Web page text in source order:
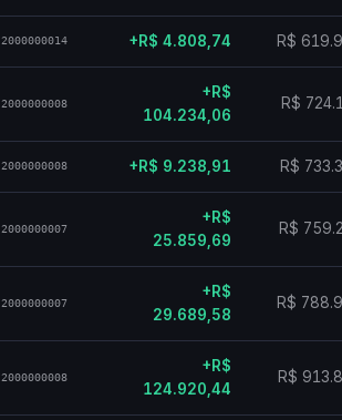
2000000014 +R$ 4.808,74 R$
2000000008
+R$
104.234,06
R$
2000000008 +R$ 9.238,91 R$
2000000007
+R$
25.859,69
R$
2000000007
+R$
29.689,58
R$
2000000008
+R$
124.920,44
R$